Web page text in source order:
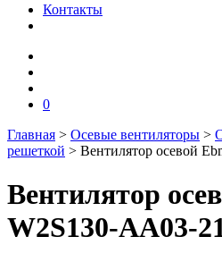
Контакты
0
Главная > Осевые вентиляторы >
решеткой > Вентилятор осевой
Вентилятор
W2S130-AA03-